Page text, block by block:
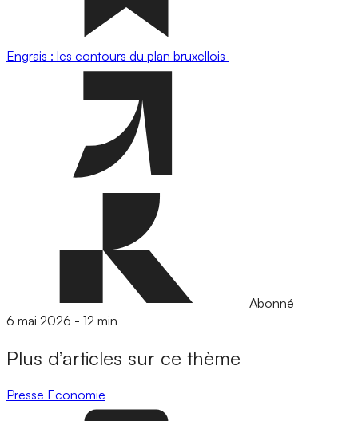
Engrais : les contours du plan bruxellois
Abonné
6 mai 2026 - 12 min
Plus d’articles sur ce thème
Presse Economie